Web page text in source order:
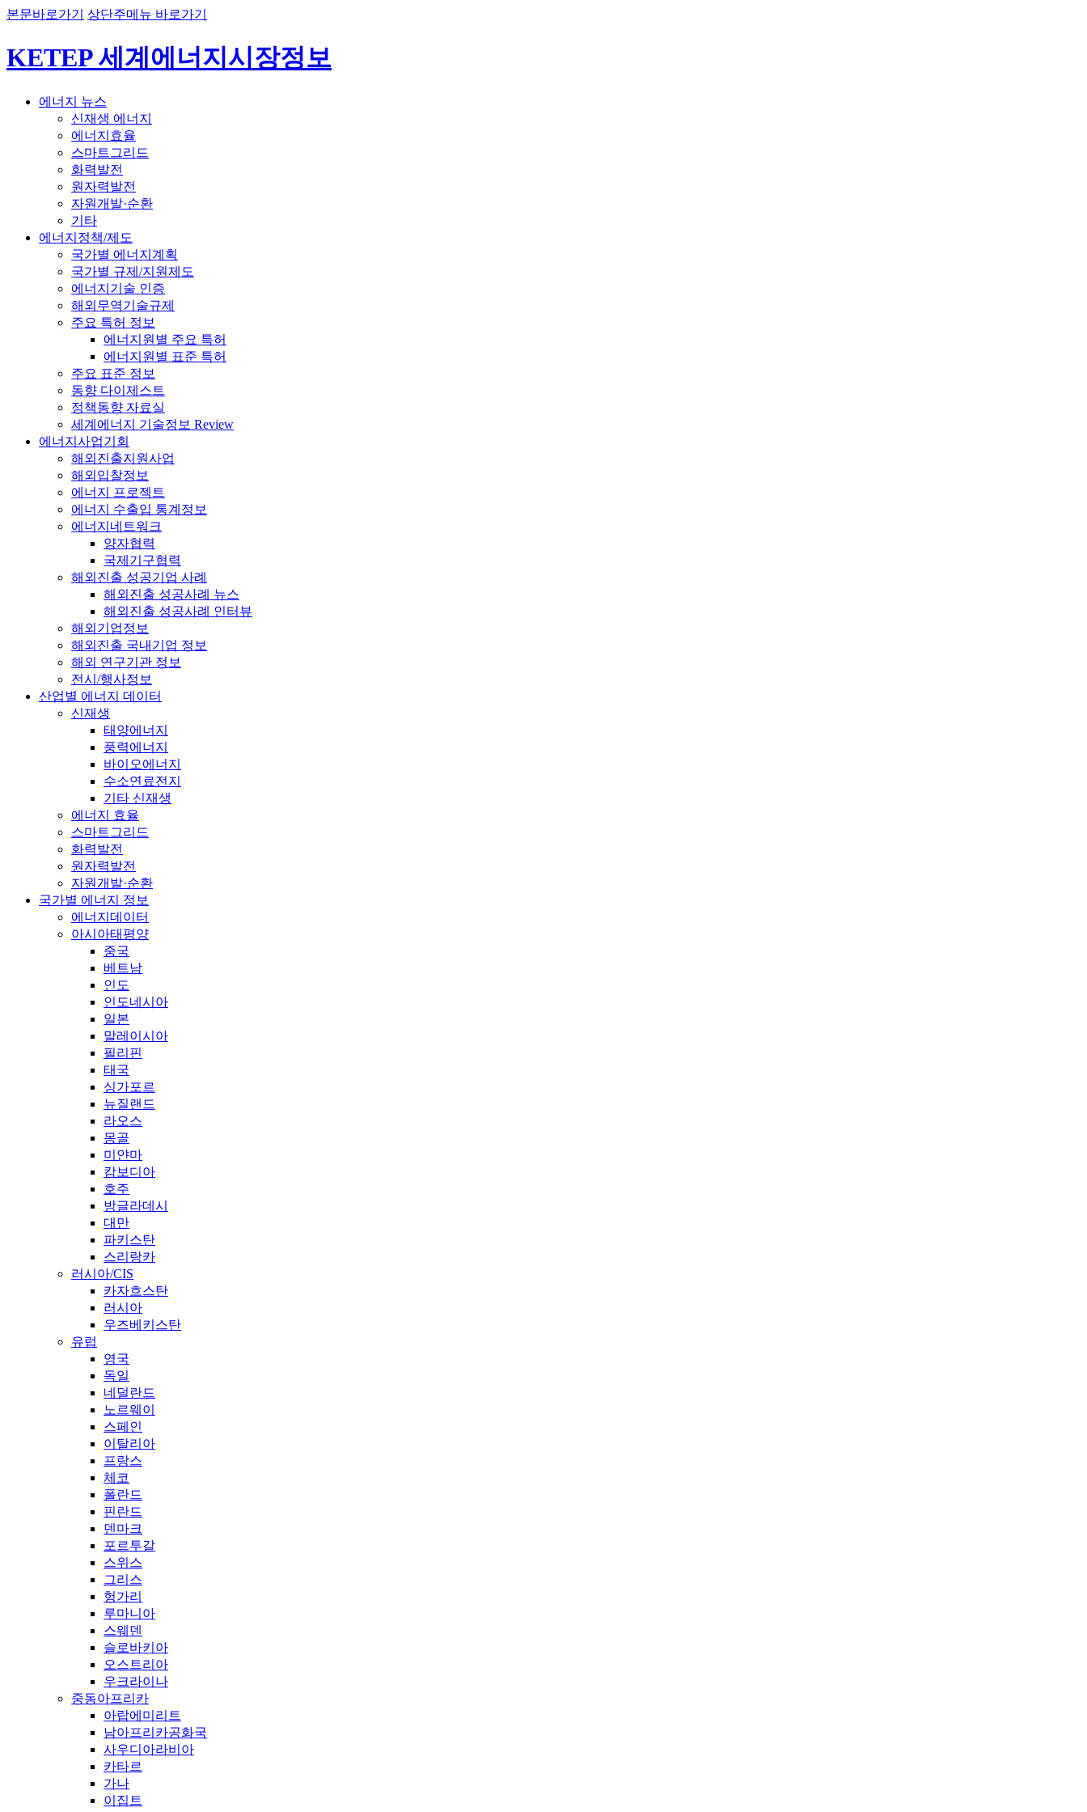
본문바로가기 상단주메뉴 바로가기
KETEP 세계에너지시장정보
에너지 뉴스
신재생 에너지
에너지효율
스마트그리드
화력발전
원자력발전
자원개발·순환
기타
에너지정책/제도
국가별 에너지계획
국가별 규제/지원제도
에너지기술 인증
해외무역기술규제
주요 특허 정보
에너지원별 주요 특허
에너지원별 표준 특허
주요 표준 정보
동향 다이제스트
정책동향 자료실
세계에너지 기술정보 Review
에너지사업기회
해외진출지원사업
해외입찰정보
에너지 프로젝트
에너지 수출입 통계정보
에너지네트워크
양자협력
국제기구협력
해외진출 성공기업 사례
해외진출 성공사례 뉴스
해외진출 성공사례 인터뷰
해외기업정보
해외진출 국내기업 정보
해외 연구기관 정보
전시/행사정보
산업별 에너지 데이터
신재생
태양에너지
풍력에너지
바이오에너지
수소연료전지
기타 신재생
에너지 효율
스마트그리드
화력발전
원자력발전
자원개발·순환
국가별 에너지 정보
에너지데이터
아시아태평양
중국
베트남
인도
인도네시아
일본
말레이시아
필리핀
태국
싱가포르
뉴질랜드
라오스
몽골
미얀마
캄보디아
호주
방글라데시
대만
파키스탄
스리랑카
러시아/CIS
카자흐스탄
러시아
우즈베키스탄
유럽
영국
독일
네덜란드
노르웨이
스페인
이탈리아
프랑스
체코
폴란드
핀란드
덴마크
포르투갈
스위스
그리스
헝가리
루마니아
스웨덴
슬로바키아
오스트리아
우크라이나
중동아프리카
아랍에미리트
남아프리카공화국
사우디아라비아
카타르
가나
이집트